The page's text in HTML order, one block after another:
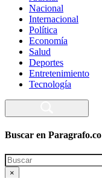
Nacional
Internacional
Política
Economía
Salud
Deportes
Entretenimiento
Tecnología
Buscar en Paragrafo.co
Search
×